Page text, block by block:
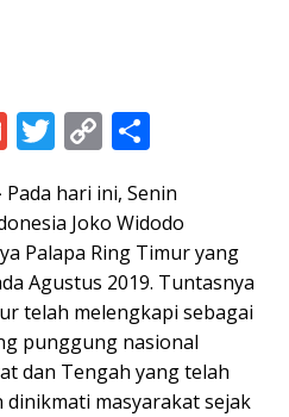
G
ai
l
T
itt
er
C
p
y
Li
n
k
ar
e
Pada hari ini, Senin
Joko Widodo
Palapa Ring Timur yang
Agustus 2019. Tuntasnya
telah melengkapi sebagai
punggung nasional
dan Tengah yang telah
masyarakat sejak